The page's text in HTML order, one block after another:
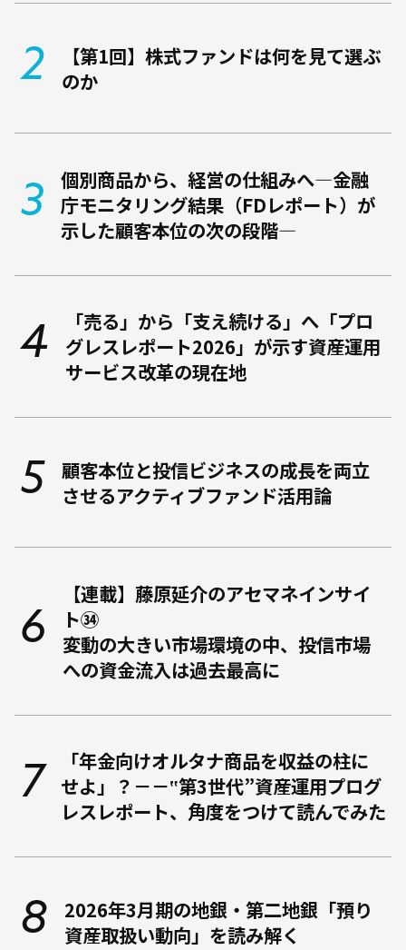
【第1回】株式ファンドは何を見て選ぶ
のか
個別商品から、経営の仕組みへ―金融
庁モニタリング結果（FDレポート）が
示した顧客本位の次の段階―
「売る」から「支え続ける」へ――「プロ
グレスレポート2026」が示す資産運用
サービス改革の現在地
顧客本位と投信ビジネスの成長を両立
させるアクティブファンド活用論
【連載】藤原延介のアセマネインサイ
ト㉞
変動の大きい市場環境の中、投信市場
への資金流入は過去最高に
「年金向けオルタナ商品を収益の柱に
せよ」？－－‟第3世代”資産運用プログ
レスレポート、角度をつけて読んでみた
2026年3月期の地銀・第二地銀「預り
資産取扱い動向」を読み解く